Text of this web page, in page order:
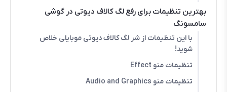
بهترین تنظیمات برای رفع لگ کالاف دیوتی در گوشی
سامسونگ
با این تنظیمات از شر لگ کالاف دیوتی موبایلی خلاص
شوید!
تنظیمات منو Effect
تنظیمات منو Audio and Graphics